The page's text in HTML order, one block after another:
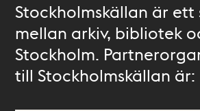
Stockholmskällan är
mellan arkiv, bibliotek
Stockholm.
till Stockholmskällan är: